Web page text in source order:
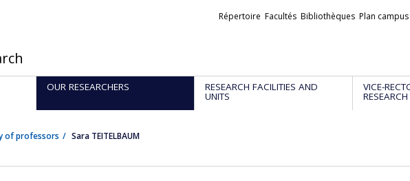
Liens
Répertoire Facultés Bibliothèques Plan campus
OUR RESEARCHERS RESEARCH FACILITIES AND
UNITS
VICE-
RESEARCH
of professors Sara TEITELBAUM